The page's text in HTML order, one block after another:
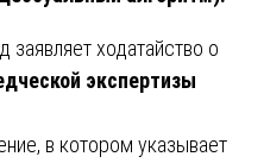
заявляет ходатайство о
экспертизы
в котором указывает